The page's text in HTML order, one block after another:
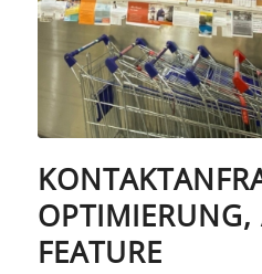
OPTIMIERUNG,
FEATURE